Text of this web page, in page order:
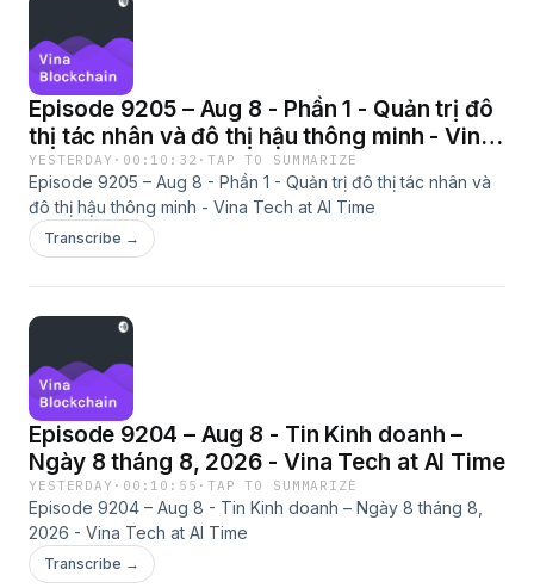
Episode 9205 – Aug 8 - Phần 1 - Quản trị đô
thị tác nhân và đô thị hậu thông minh - Vina
Tech at AI Time
YESTERDAY · 00:10:32 · TAP TO SUMMARIZE
Episode 9205 – Aug 8 - Phần 1 - Quản trị đô thị tác nhân và
đô thị hậu thông minh - Vina Tech at AI Time
Transcribe →
Episode 9204 – Aug 8 - Tin Kinh doanh –
Ngày 8 tháng 8, 2026 - Vina Tech at AI Time
YESTERDAY · 00:10:55 · TAP TO SUMMARIZE
Episode 9204 – Aug 8 - Tin Kinh doanh – Ngày 8 tháng 8,
2026 - Vina Tech at AI Time
Transcribe →